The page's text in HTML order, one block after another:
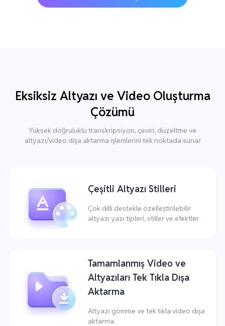
Eksiksiz Altyazı ve Video Oluşturma
Çözümü
Yüksek doğruluklu transkripsiyon, çeviri, düzeltme ve
altyazı/video dışa aktarma işlemlerini tek noktada sunar
Çeşitli Altyazı Stilleri
Çok dilli destekle özelleştirilebilir
altyazı yazı tipleri, stiller ve efektler
Tamamlanmış Video ve
Altyazıları Tek Tıkla Dışa
Aktarma
Altyazı gömme ve tek tıkla video dışa
aktarma.